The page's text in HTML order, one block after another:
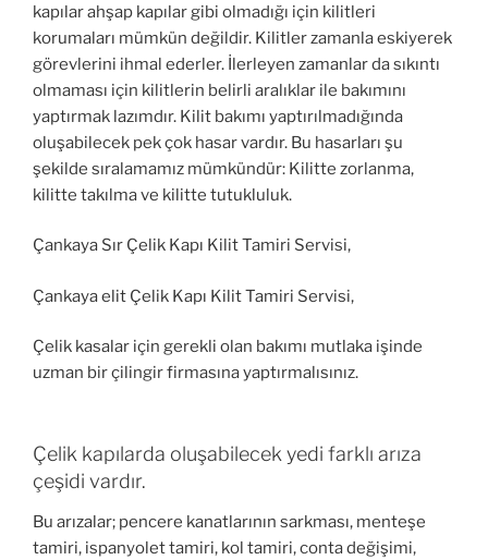
kapılar ahşap kapılar gibi olmadığı için kilitleri
korumaları mümkün değildir. Kilitler zamanla eskiyerek
görevlerini ihmal ederler. İlerleyen zamanlar da sıkıntı
olmaması için kilitlerin belirli aralıklar ile bakımını
yaptırmak lazımdır. Kilit bakımı yaptırılmadığında
oluşabilecek pek çok hasar vardır. Bu hasarları şu
şekilde sıralamamız mümkündür: Kilitte zorlanma,
kilitte takılma ve kilitte tutukluluk.
Çankaya Sır Çelik Kapı Kilit Tamiri Servisi,
Çankaya elit Çelik Kapı Kilit Tamiri Servisi,
Çelik kasalar için gerekli olan bakımı mutlaka işinde
uzman bir çilingir firmasına yaptırmalısınız.
Çelik kapılarda oluşabilecek yedi farklı arıza
çeşidi vardır.
Bu arızalar; pencere kanatlarının sarkması, menteşe
tamiri, ispanyolet tamiri, kol tamiri, conta değişimi,